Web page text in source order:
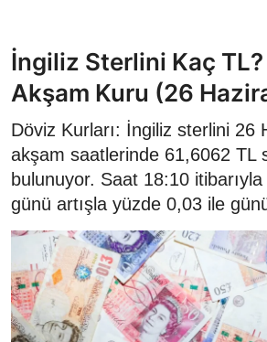
İngiliz Sterlini Kaç TL?
Akşam Kuru (26
Döviz Kurları: İngiliz sterlini 26
akşam saatlerinde 61,6062 TL
bulunuyor. Saat 18:10
günü artışla yüzde 0,03 ile